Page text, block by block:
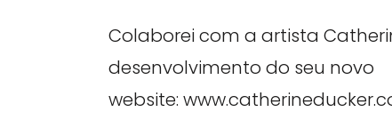
Colaborei com a artista
desenvolvimento do seu novo
website: